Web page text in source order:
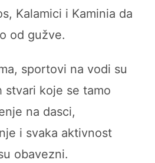
Kalamici i Kaminia da
od gužve.
sportovi na vodi su
stvari koje se tamo
na dasci,
i svaka aktivnost
obavezni.